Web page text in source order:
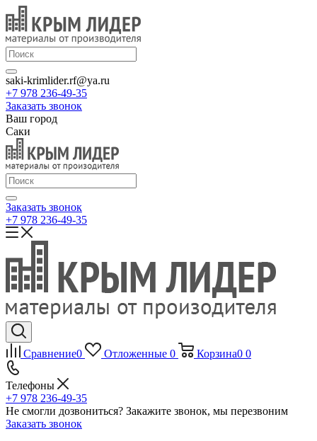
saki-krimlider.rf@ya.ru
+7 978 236-49-35
Заказать звонок
Ваш город
Саки
Заказать звонок
+7 978 236-49-35
Сравнение0 Отложенные 0 Корзина0 0
Телефоны
+7 978 236-49-35
Не смогли дозвониться? Закажите звонок, мы перезвоним
Заказать звонок